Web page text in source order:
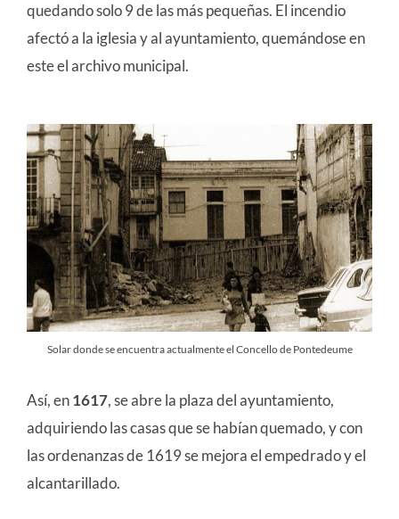
quedando solo 9 de las más pequeñas. El incendio
afectó a la iglesia y al ayuntamiento, quemándose en
este el archivo municipal.
Solar donde se encuentra actualmente el Concello de Pontedeume
Así, en1617, se abre la plaza del ayuntamiento,
adquiriendo las casas que se habían quemado, y con
las ordenanzas de 1619 se mejora el empedrado y el
alcantarillado.